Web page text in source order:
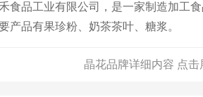
食品工业有限公司，是一家制造加工
产品有果珍粉、奶茶茶叶、糖浆。
晶花品牌详细内容 点击